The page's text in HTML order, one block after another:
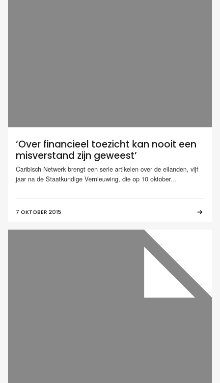
‘Over financieel toezicht kan nooit een
misverstand zijn geweest’
Caribisch Netwerk brengt een serie artikelen over de eilanden, vijf
jaar na de Staatkundige Vernieuwing, die op 10 oktober...
7 OKTOBER 2015